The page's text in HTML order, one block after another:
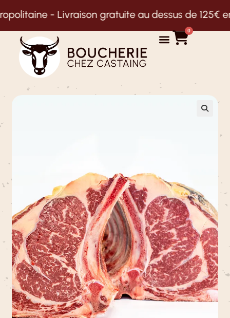
Livraison gratuite au dessus de 125€ en
0